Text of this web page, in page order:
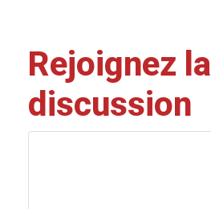
Rejoignez la
discussion